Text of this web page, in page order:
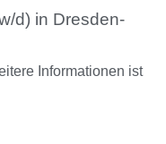
d) in Dresden-
Informationen ist